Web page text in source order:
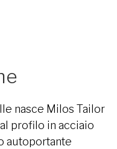
nasce Milos Tailor
profilo in acciaio
autoportante